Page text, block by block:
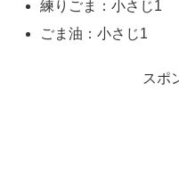
練りごま：小さじ1
ごま油：小さじ1
スポ